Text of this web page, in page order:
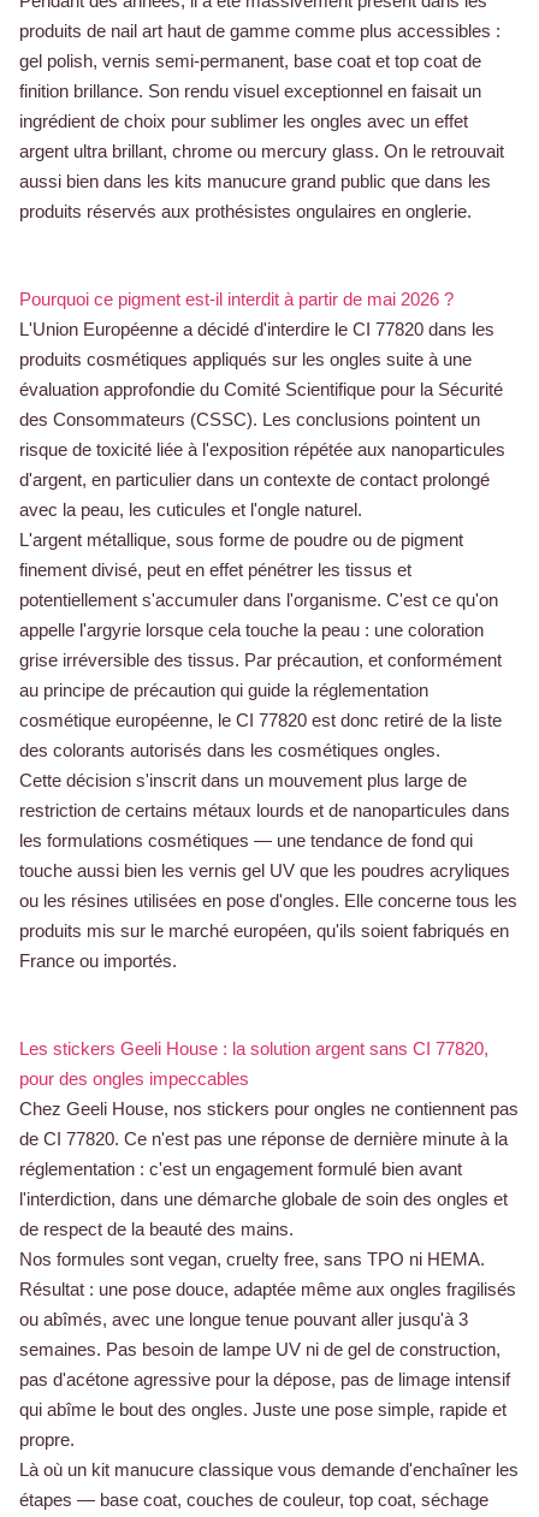
produits de nail art haut de gamme comme plus accessibles :
gel polish, vernis semi-permanent, base coat et top coat de
finition brillance. Son rendu visuel exceptionnel en faisait un
ingrédient de choix pour sublimer les ongles avec un effet
argent ultra brillant, chrome ou mercury glass. On le retrouvait
aussi bien dans les kits manucure grand public que dans les
produits réservés aux prothésistes ongulaires en onglerie.
Pourquoi ce pigment est-il interdit à partir de mai 2026 ?
L'Union Européenne a décidé d'interdire le CI 77820 dans les
produits cosmétiques appliqués sur les ongles suite à une
évaluation approfondie du Comité Scientifique pour la Sécurité
des Consommateurs (CSSC). Les conclusions pointent un
risque de toxicité liée à l'exposition répétée aux nanoparticules
d'argent, en particulier dans un contexte de contact prolongé
avec la peau, les cuticules et l'ongle naturel.
L'argent métallique, sous forme de poudre ou de pigment
finement divisé, peut en effet pénétrer les tissus et
potentiellement s'accumuler dans l'organisme. C'est ce qu'on
appelle l'argyrie lorsque cela touche la peau : une coloration
grise irréversible des tissus. Par précaution, et conformément
au principe de précaution qui guide la réglementation
cosmétique européenne, le CI 77820 est donc retiré de la liste
des colorants autorisés dans les cosmétiques ongles.
Cette décision s'inscrit dans un mouvement plus large de
restriction de certains métaux lourds et de nanoparticules dans
les formulations cosmétiques — une tendance de fond qui
touche aussi bien les vernis gel UV que les poudres acryliques
ou les résines utilisées en pose d'ongles. Elle concerne tous les
produits mis sur le marché européen, qu'ils soient fabriqués en
France ou importés.
Les stickers Geeli House : la solution argent sans CI 77820,
pour des ongles impeccables
Chez Geeli House, nos stickers pour ongles ne contiennent pas
de CI 77820. Ce n'est pas une réponse de dernière minute à la
réglementation : c'est un engagement formulé bien avant
l'interdiction, dans une démarche globale de soin des ongles et
de respect de la beauté des mains.
Nos formules sont vegan, cruelty free, sans TPO ni HEMA.
Résultat : une pose douce, adaptée même aux ongles fragilisés
ou abîmés, avec une longue tenue pouvant aller jusqu'à 3
semaines. Pas besoin de lampe UV ni de gel de construction,
pas d'acétone agressive pour la dépose, pas de limage intensif
qui abîme le bout des ongles. Juste une pose simple, rapide et
propre.
Là où un kit manucure classique vous demande d'enchaîner les
étapes — base coat, couches de couleur, top coat, séchage